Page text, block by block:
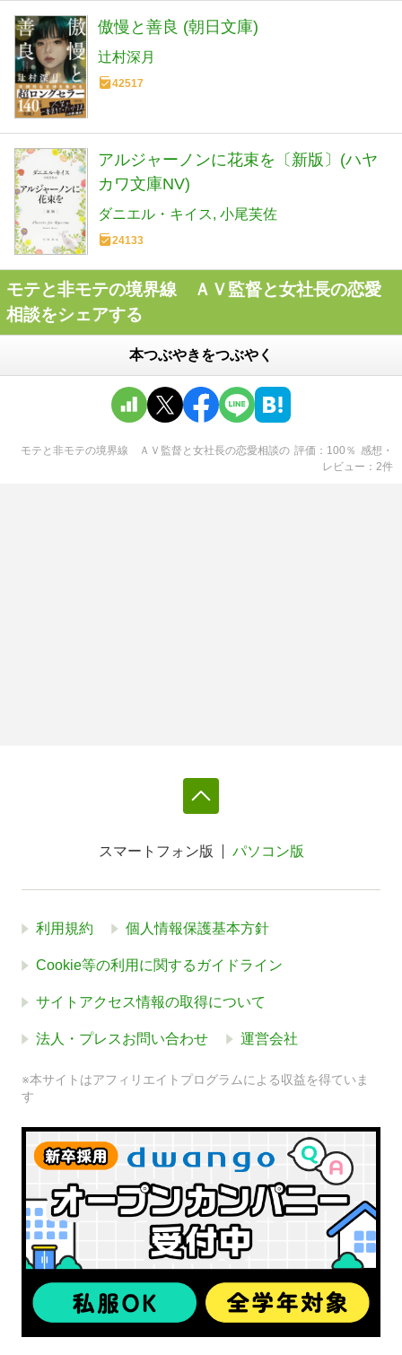
傲慢と善良 (朝日文庫)
辻村深月
42517
アルジャーノンに花束を〔新版〕(ハヤ
カワ文庫NV)
ダニエル・キイス 小尾芙佐
24133
モテと非モテの境界線 ＡＶ監督と女社長の恋愛
相談をシェアする
本つぶやきをつぶやく
モテと非モテの境界線 ＡＶ監督と女社長の恋愛相談の 評価 100 ％ 感想・
レビュー
2件
スマートフォン版 パソコン版
利用規約 個人情報保護基本方針
Cookie等の利用に関するガイドライン
サイトアクセス情報の取得について
法人・プレスお問い合わせ 運営会社
※本サイトはアフィリエイトプログラムによる収益を得ていま
す